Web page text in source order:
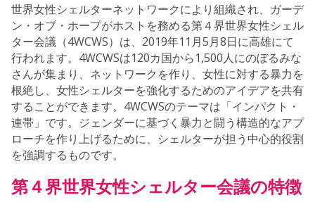
世界女性シェルターネットワークにより組織され、ガーデ
ン・オブ・ホープがホストを務める第４界世界女性シェル
ター会議（4WCWS）は、2019年11月5月8日に高雄にて
行われます。4WCWSは120カ国から1,500人にのぼるみな
さんが集まり、ネットワークを作り、女性に対する暴力を
根絶し、女性シェルターを強化するためのアイデアを共有
することができます。4WCWSのテーマは「インパクト・
連帯」です。ジェンダーに基づく暴力と闘う構造的なアプ
ローチを作り上げるために、シェルターが担う中心的役割
を強調するものです。
第４界世界女性シェルター会議の特徴